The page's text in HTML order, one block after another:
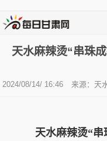
天水麻辣烫“串珠
2024/08/14/ 16:46 来源：天
天水麻辣烫“串